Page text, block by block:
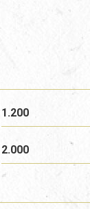
1.200
2.000